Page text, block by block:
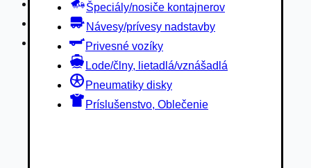
Špeciály/nosiče kontajnerov
Návesy/prívesy nadstavby
Privesné vozíky
Lode/člny, lietadlá/vznášadlá
Pneumatiky disky
Príslušenstvo, Oblečenie
Lode/člny, lietadlá/vznášadlá
Pneumatiky disky
Príslušenstvo, Oblečenie